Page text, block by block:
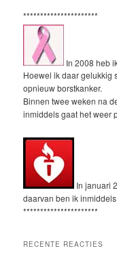
**********************
In 2008 heb
Hoewel ik daar gelukkig
opnieuw borstkanker.
Binnen twee weken na
inmiddels gaat het weer
In januari
daarvan ben ik
**********************
RECENTE REACTIES